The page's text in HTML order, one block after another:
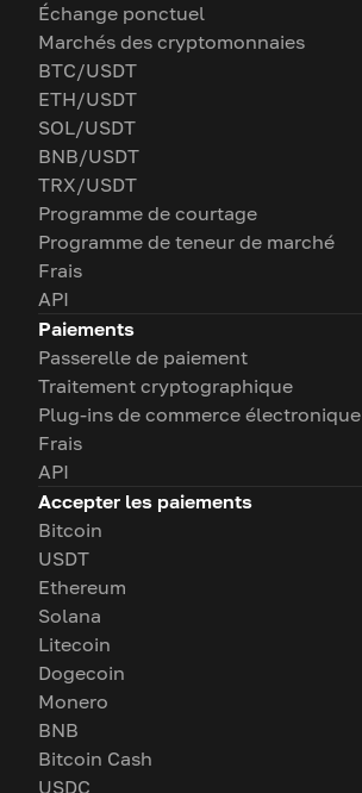
Échange ponctuel
Marchés des cryptomonnaies
BTC/USDT
ETH/USDT
SOL/USDT
BNB/USDT
TRX/USDT
Programme de courtage
Programme de teneur de marché
Frais
API
Paiements
Passerelle de paiement
Traitement cryptographique
Plug-ins de commerce électronique
Frais
API
Accepter les paiements
Bitcoin
USDT
Ethereum
Solana
Litecoin
Dogecoin
Monero
BNB
Bitcoin Cash
USDC